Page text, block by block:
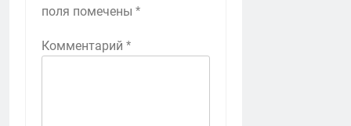
поля помечены *
Комментарий *